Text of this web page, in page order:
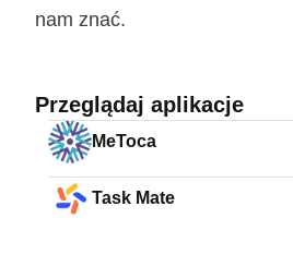
nam znać.
Przeglądaj aplikacje
MeToca
Task Mate